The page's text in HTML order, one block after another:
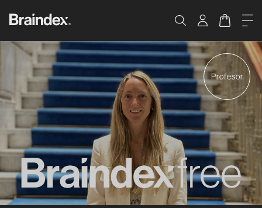
Buscar Carrito
Profesor